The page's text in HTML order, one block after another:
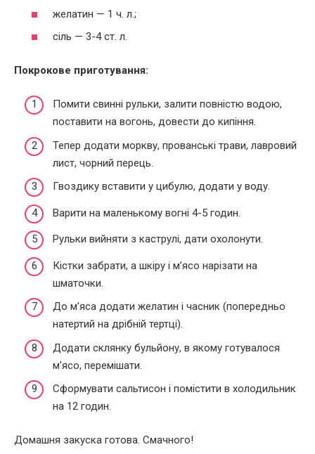
желатин — 1 ч. л.;
сіль — 3-4 ст. л.
Покрокове приготування:
Помити свинні рульки, залити повністю водою,
поставити на вогонь, довести до кипіння.
Тепер додати моркву, прованські трави, лавровий
лист, чорний перець.
Гвоздику вставити у цибулю, додати у воду.
Варити на маленькому вогні 4-5 годин.
Рульки вийняти з каструлі, дати охолонути.
Кістки забрати, а шкіру і м’ясо нарізати на
шматочки.
До м’яса додати желатин і часник (попередньо
натертий на дрібній тертці).
Додати склянку бульйону, в якому готувалося
м’ясо, перемішати.
Сформувати сальтисон і помістити в холодильник
на 12 годин.
Домашня закуска готова. Смачного!